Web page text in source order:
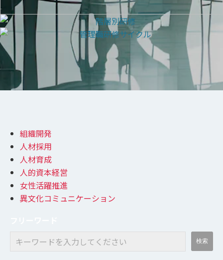
組織開発
人材採用
人材育成
人的資本経営
女性活躍推進
異文化コミュニケーション